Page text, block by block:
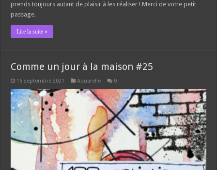
prends toujours autant de plaisir à les réaliser ! Merci de votre petit
passage.
Lire la suite »
Comme un jour à la maison #25
16 septembre 2021 Aquarelle 0